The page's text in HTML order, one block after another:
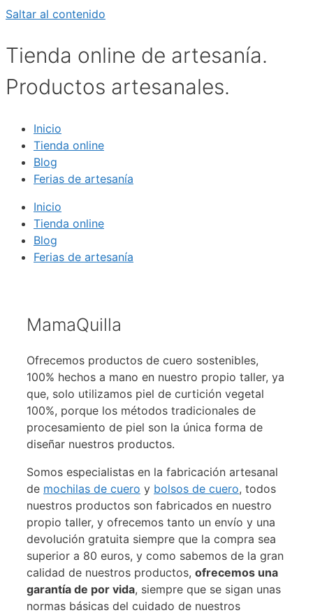
Saltar al contenido
Tienda online de artesanía.
Productos artesanales.
Inicio
Tienda online
Blog
Ferias de artesanía
Inicio
Tienda online
Blog
Ferias de artesanía
MamaQuilla
Ofrecemos productos de cuero sostenibles,
100% hechos a mano en nuestro propio taller, ya
que, solo utilizamos piel de curtición vegetal
100%, porque los métodos tradicionales de
procesamiento de piel son la única forma de
diseñar nuestros productos.
Somos especialistas en la fabricación artesanal
de mochilas de cuero y bolsos de cuero, todos
nuestros productos son fabricados en nuestro
propio taller, y ofrecemos tanto un envío y una
devolución gratuita siempre que la compra sea
superior a 80 euros, y como sabemos de la gran
calidad de nuestros productos, ofrecemos una
garantía de por vida, siempre que se sigan unas
normas básicas del cuidado de nuestros